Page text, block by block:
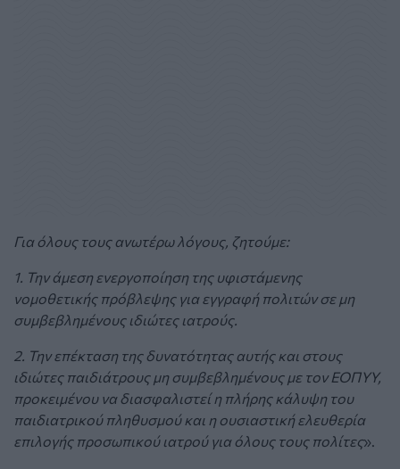
Για όλους τους ανωτέρω λόγους, ζητούμε:
1. Την άμεση ενεργοποίηση της υφιστάμενης
νομοθετικής πρόβλεψης για εγγραφή πολιτών σε μη
συμβεβλημένους ιδιώτες ιατρούς.
2. Την επέκταση της δυνατότητας αυτής και στους
ιδιώτες παιδιάτρους μη συμβεβλημένους με τον ΕΟΠΥΥ,
προκειμένου να διασφαλιστεί η πλήρης κάλυψη του
παιδιατρικού πληθυσμού και η ουσιαστική ελευθερία
επιλογής προσωπικού ιατρού για όλους τους πολίτες».